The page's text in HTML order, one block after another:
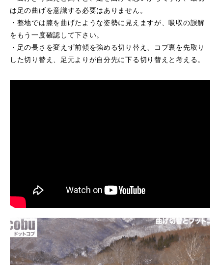
は足の曲げを意識する必要はありません。
・整地では膝を曲げたような姿勢に見えますが、吸収の誤解
をもう一度確認して下さい。
・足の長さを変えず前傾を強める切り替え、コブ裏を先取り
した切り替え、足元よりが自分先に下る切り替えと考える。